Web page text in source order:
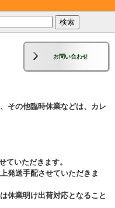
お問い合わせ
その他臨時休業などは、カレ
ていただきます。
発送手配させていただきま
休業明け出荷対応となること